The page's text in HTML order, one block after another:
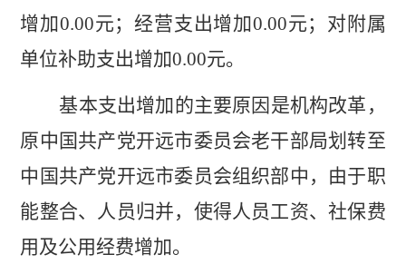
增加0.00元；经营支出增加0.00元；对附属
单位补助支出增加0.00元。
基本支出增加的主要原因 是机构改革，
原中国共产党开远市委员会老干部局划转至
中国共产党开远市委员会组织部中，由于职
能整合、人员归并，使得人员工资、社保费
用及公用经费增加。